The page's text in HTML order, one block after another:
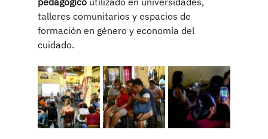
talleres comunitarios y espacios de
formación en género y economía del
cuidado.